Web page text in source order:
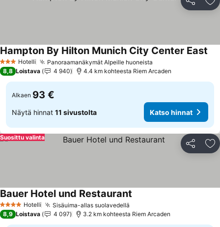
Jaa
3 Tähtiluokitus
Hotelli Panoraamanäkymät Alpeille huoneista
Hampton By Hilton Munich City Center East
8,8 Loistava 4 940 4.4 km kohteesta Riem Arcaden
Alkaen 93 €
Näytä hinnat 11 sivustolta Katso hinnat
Jaa
Suosittu valinta
4 Tähtiluokitus
Hotelli Sisäuima-allas suolavedellä
Bauer Hotel und Restaurant
8,9 Loistava 4 097 3.2 km kohteesta Riem Arcaden